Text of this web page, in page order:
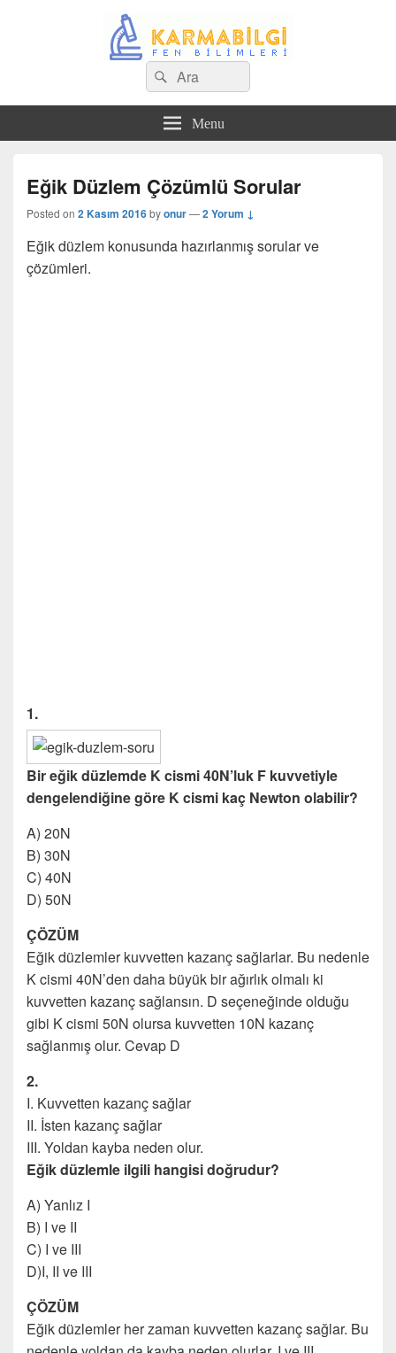
Search
for:
Ara
Menu
Eğik Düzlem Çözümlü Sorular
Posted on 2 Kasım 2016byonur—2 Yorum ↓
Eğik düzlem konusunda hazırlanmış sorular ve
çözümleri.
1.
Bir eğik düzlemde K cismi 40N’luk F kuvvetiyle
dengelendiğine göre K cismi kaç Newton olabilir?
A) 20N
B) 30N
C) 40N
D) 50N
ÇÖZÜM
Eğik düzlemler kuvvetten kazanç sağlarlar. Bu nedenle
K cismi 40N’den daha büyük bir ağırlık olmalı ki
kuvvetten kazanç sağlansın. D seçeneğinde olduğu
gibi K cismi 50N olursa kuvvetten 10N kazanç
sağlanmış olur. Cevap D
2.
I. Kuvvetten kazanç sağlar
II. İsten kazanç sağlar
III. Yoldan kayba neden olur.
Eğik düzlemle ilgili hangisi doğrudur?
A) Yanlız I
B) I ve II
C) I ve III
D)I, II ve III
ÇÖZÜM
Eğik düzlemler her zaman kuvvetten kazanç sağlar. Bu